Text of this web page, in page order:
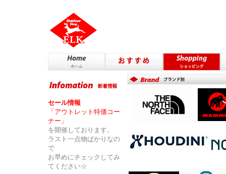
セール情報
「アウトレット特価コー
ナー」
を開催しております。
ラスト一点物ばかりなの
で
お早めにチェックしてみ
てください☆